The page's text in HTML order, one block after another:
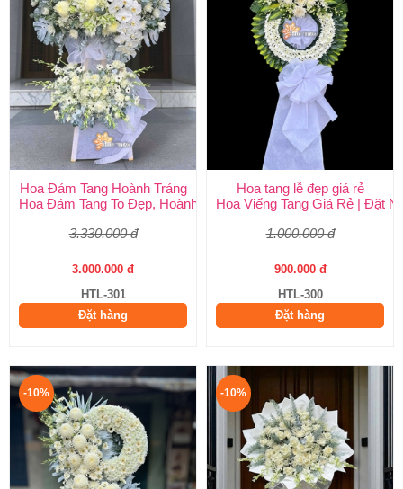
Hoa Đám Tang Hoành Tráng
Hoa Đám Tang To Đẹp, Hoành Tráng tại Huy Thảo
3.330.000 đ
3.000.000 đ
HTL-301
Đặt hàng
Hoa tang lễ đẹp giá rẻ
Hoa Viếng Tang Giá Rẻ | Đặt
1.000.000 đ
900.000 đ
HTL-300
Đặt hàng
-10% -10%